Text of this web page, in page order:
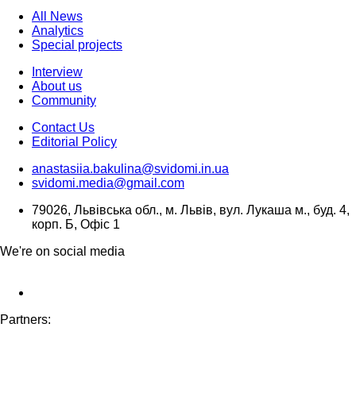
All News
Analytics
Special projects
Interview
About us
Community
Contact Us
Editorial Policy
anastasiia.bakulina@svidomi.in.ua
svidomi.media@gmail.com
79026, Львівська обл., м. Львів, вул. Лукаша м., буд. 4,
корп. Б, Офіс 1
We're on social media
Partners: